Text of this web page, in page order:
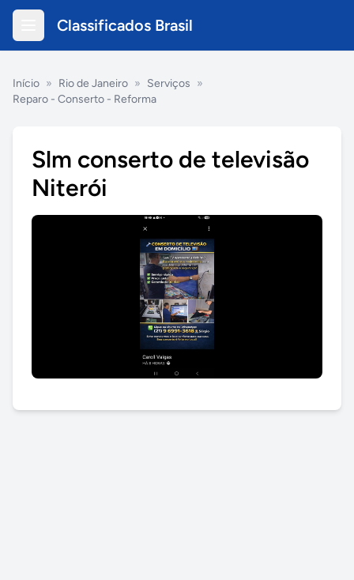
Classificados Brasil
Início » Rio de Janeiro » Serviços »
Reparo - Conserto - Reforma
Slm conserto de televisão
Niterói